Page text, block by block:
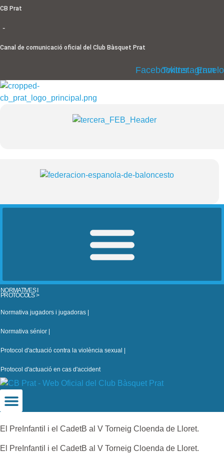
Ir
contenido
CB Prat
-
Canal de comunicació oficial del Club Bàsquet Prat
FacebookTwitterInstagram
NORMATIVES I
PROTOCOLS >
Normativa jugadors i jugadoras |
Normativa sénior |
Protocol d'actuació contra la violència sexual |
Protocol d'actuació en cas d'accident
El PreInfantil i el CadetB al V Torneig Cloenda de Lloret.
El PreInfantil i el CadetB al V Torneig Cloenda de Lloret.